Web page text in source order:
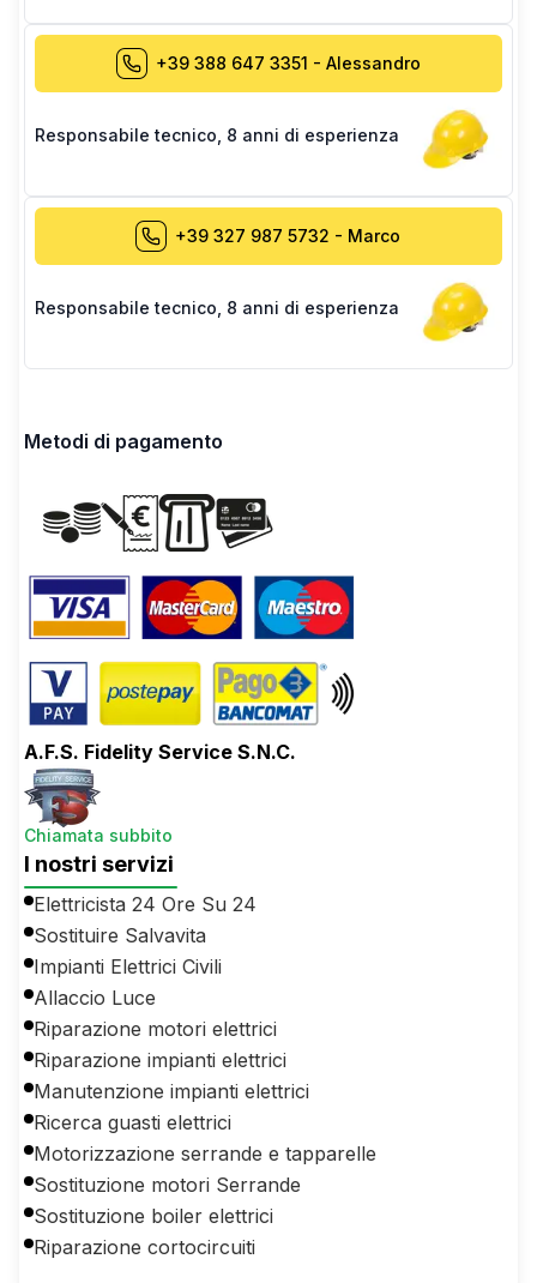
+39 388 647 3351 - Alessandro
Responsabile tecnico 8 anni di esperienza
+39 327 987 5732 - Marco
Responsabile tecnico 8 anni di esperienza
Metodi di pagamento
A.F.S. Fidelity Service S.N.C.
Chiamata subbito
I nostri servizi
Elettricista 24 Ore Su 24
Sostituire Salvavita
Impianti Elettrici Civili
Allaccio Luce
Riparazione motori elettrici
Riparazione impianti elettrici
Manutenzione impianti elettrici
Ricerca guasti elettrici
Motorizzazione serrande e tapparelle
Sostituzione motori Serrande
Sostituzione boiler elettrici
Riparazione cortocircuiti